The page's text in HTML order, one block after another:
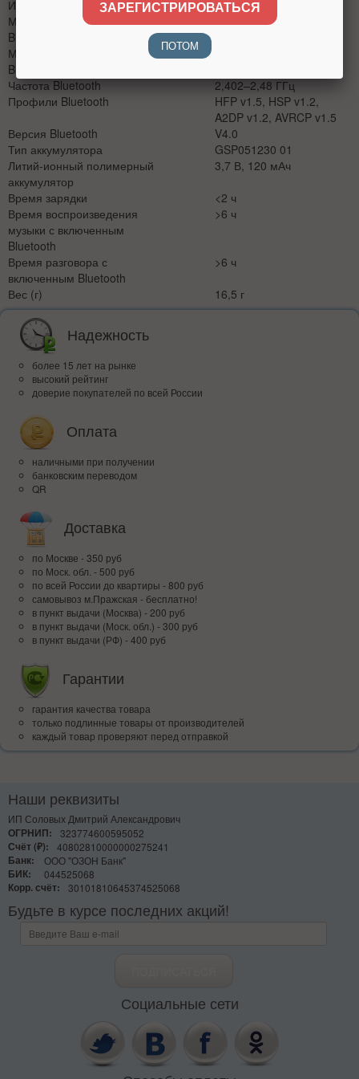
Импеданс
32 Ом
Мощность передатчика
Bluetooth
0~4 дБм
Модуляция передатчика
Bluetooth
Частота Bluetooth
2,402–2,48 ГГц
Профили Bluetooth
HFP v1.5, HSP v1.2,
A2DP v1.2, AVRCP v1.5
Версия Bluetooth
V4.0
Тип аккумулятора
GSP051230 01
Литий-ионный полимерный
аккумулятор
3,7 В, 120 мАч
Время зарядки
<2 ч
Время воспроизведения
музыки с включенным
Bluetooth
>6 ч
Время разговора с
включенным Bluetooth
>6 ч
Вес (г)
16,5 г
Надежность
более 15 лет на рынке
высокий рейтинг
доверие покупателей по всей России
Оплата
наличными при получении
банковским переводом
QR
Доставка
по Москве - 350 руб
по Моск. обл. - 500 руб
по всей Росcии до квартиры - 800 руб
самовывоз м.Пражская - бесплатно!
в пункт выдачи (Москва) - 200 руб
в пункт выдачи (Моск. обл.) - 300 руб
в пункт выдачи (РФ) - 400 руб
Гарантии
гарантия качества товара
только подлинные товары от производителей
каждый товар проверяют перед отправкой
Наши реквизиты
ИП Соловых Дмитрий Александрович
ОГРНИП:
323774600595052
Счёт (₽):
40802810000000275241
Банк:
ООО "ОЗОН Банк"
БИК:
044525068
Корр. счёт:
30101810645374525068
Будьте в курсе последних акций!
Социальные сети
ЗАРЕГИСТРИРОВАТЬСЯ
ПОТОМ